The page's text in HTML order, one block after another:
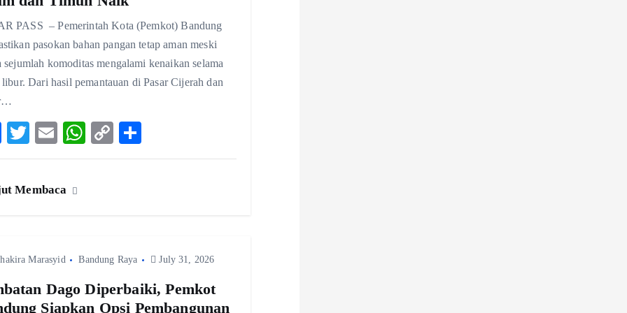
PASS – Pemerintah Kota (Pemkot) Bandung
pasokan bahan pangan tetap aman meski
sejumlah komoditas mengalami kenaikan selama
libur. Dari hasil pemantauan di Pasar Cijerah dan
F
ac
o
T
w
er
E
m
l
W
ha
C
o
k
ha
Membaca
Marasyid Bandung Raya July 31, 2026
Dago Diperbaiki, Pemkot
Siapkan Opsi Pembangunan